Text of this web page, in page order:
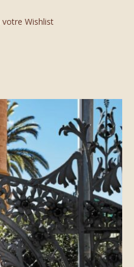
Wishlist